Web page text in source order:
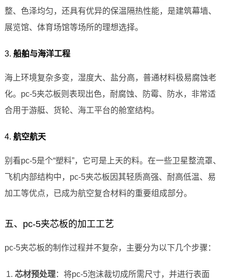
整、色泽均匀，还具有优异的保温隔热性能，是建筑幕墙、
展览馆、体育场馆等场所的理想选择。
3. 船舶与海洋工程
海上环境复杂多变，湿度大、盐分高，普通材料极易腐蚀老
化。pc-5夹芯板则表现出色，耐腐蚀、防霉、防水，非常适
合用于游艇、货轮、海工平台的舱室结构。
4. 航空航天
别看pc-5是个“塑料”，它可是上天的料。在一些卫星整流罩、
飞机内部结构中，pc-5夹芯板因其轻质高强、耐高低温、易
加工等优点，已成为航空复合材料的重要组成部分。
五、pc-5夹芯板的加工工艺
pc-5夹芯板的制作过程并不复杂，主要分为以下几个步骤：
芯材预处理：将pc-5泡沫裁切成所需尺寸，并进行表面